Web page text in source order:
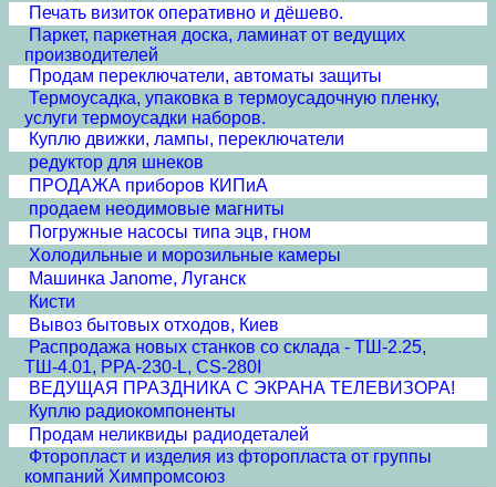
Печать визиток оперативно и дёшево.
Паркет, паркетная доска, ламинат от ведущих
производителей
Продам переключатели, автоматы защиты
Термоусадка, упаковка в термоусадочную пленку,
услуги термоусадки наборов.
Куплю движки, лампы, переключатели
редуктор для шнеков
ПРОДАЖА приборов КИПиА
продаем неодимовые магниты
Погружные насосы типа эцв, гном
Холодильные и морозильные камеры
Машинка Janome, Луганск
Кисти
Вывоз бытовых отходов, Киев
Распродажа новых станков со склада - ТШ-2.25,
ТШ-4.01, PPA-230-L, CS-280I
ВЕДУЩАЯ ПРАЗДНИКА С ЭКРАНА ТЕЛЕВИЗОРА!
Куплю радиокомпоненты
Продам неликвиды радиодеталей
Фторопласт и изделия из фторопласта от группы
компаний Химпромсоюз